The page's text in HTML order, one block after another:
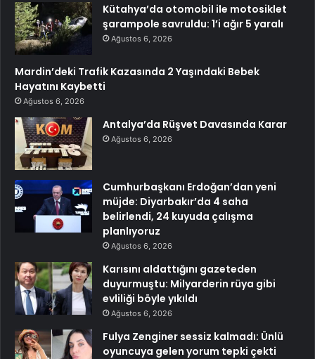
Kütahya’da otomobil ile motosiklet
şarampole savruldu: 1’i ağır 5 yaralı
Ağustos 6, 2026
Mardin’deki Trafik Kazasında 2 Yaşındaki Bebek
Hayatını Kaybetti
Ağustos 6, 2026
Antalya’da Rüşvet Davasında Karar
Ağustos 6, 2026
Cumhurbaşkanı Erdoğan’dan yeni
müjde: Diyarbakır’da 4 saha
belirlendi, 24 kuyuda çalışma
planlıyoruz
Ağustos 6, 2026
Karısını aldattığını gazeteden
duyurmuştu: Milyarderin rüya gibi
evliliği böyle yıkıldı
Ağustos 6, 2026
Fulya Zenginer sessiz kalmadı: Ünlü
oyuncuya gelen yorum tepki çekti